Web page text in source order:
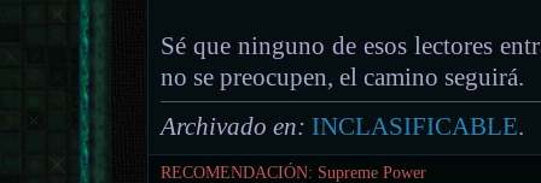
Sé que ninguno de esos lectores
no se preocupen, el camino seguirá.
Archivado en: INCLASIFICABLE.
RECOMENDACIÓN: Supreme Power